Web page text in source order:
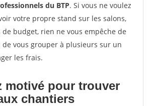
du BTP. Si vous ne voulez
votre propre stand sur les salons,
budget, rien ne vous empêche de
de vous grouper à plusieurs sur un
les frais.
motivé pour trouver
chantiers